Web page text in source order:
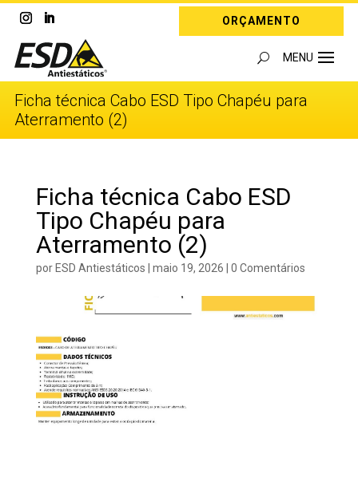
ORÇAMENTO
Ficha técnica Cabo ESD Tipo Chapéu para
Aterramento (2)
Ficha técnica Cabo ESD
Tipo Chapéu para
Aterramento (2)
porESD Antiestáticos | maio 19, 2026 | 0 Comentários